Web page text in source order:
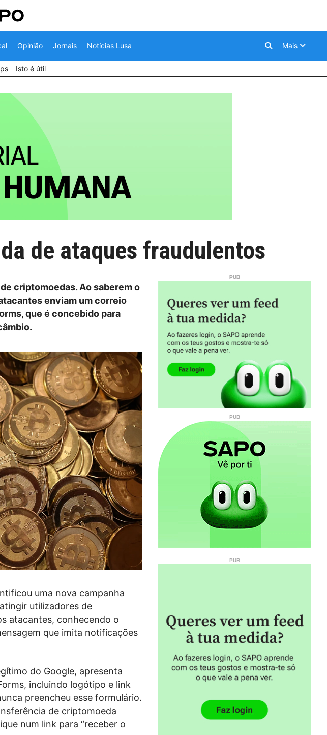
Opinião Jornais Notícias Lusa Mais
Isto é útil
de ataques fraudulentos
criptomoedas. Ao saberem o
enviam um correio
que é concebido para
uma nova campanha
utilizadores de
atacantes, conhecendo o
que imita notificações
do Google, apresenta
incluindo logótipo e link
preencheu esse formulário.
de criptomoeda
num link para “receber o